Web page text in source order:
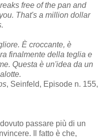
free of the pan and
That's a million dollar
È croccante, è
finalmente della teglia e
Questa è un'idea da un
, Seinfeld, Episode n. 155,
passare più di un
Il fatto è che,